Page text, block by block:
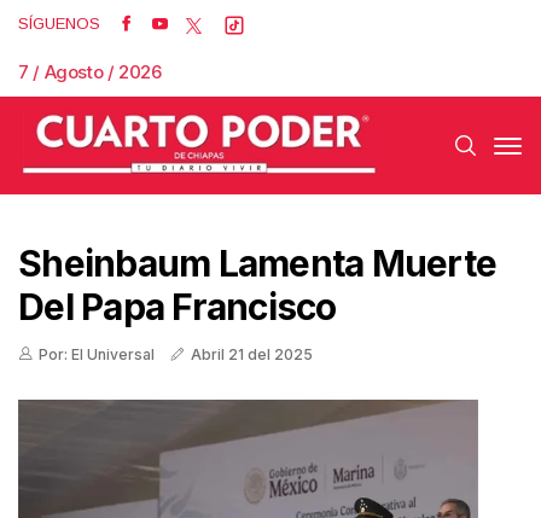
SÍGUENOS
7 / Agosto / 2026
Sheinbaum Lamenta Muerte
Del Papa Francisco
Por: El Universal Abril 21 del 2025